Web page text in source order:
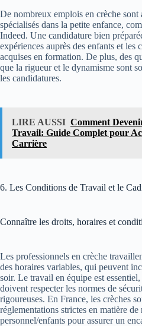
De nombreux emplois en crèche sont
spécialisés dans la petite enfance,
Indeed. Une candidature bien
expériences auprès des enfants et les
acquises en formation. De plus, des
que la rigueur et le dynamisme sont
les candidatures.
LIRE AUSSI Comment
Travail: Guide Complet pour
Carrière
6. Les Conditions de Travail et le
Connaître les droits, horaires et
Les professionnels en crèche
des horaires variables, qui peuvent
soir. Le travail en équipe est
doivent respecter les normes de
rigoureuses. En France, les crèches
réglementations strictes en matière de
personnel/enfants pour assurer un